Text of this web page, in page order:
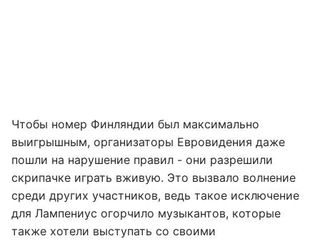
Чтобы номер Финляндии был максимально
выигрышным, организаторы Евровидения даже
пошли на нарушение правил - они разрешили
скрипачке играть вживую. Это вызвало волнение
среди других участников, ведь такое исключение
для Лампениус огорчило музыкантов, которые
также хотели выступать со своими